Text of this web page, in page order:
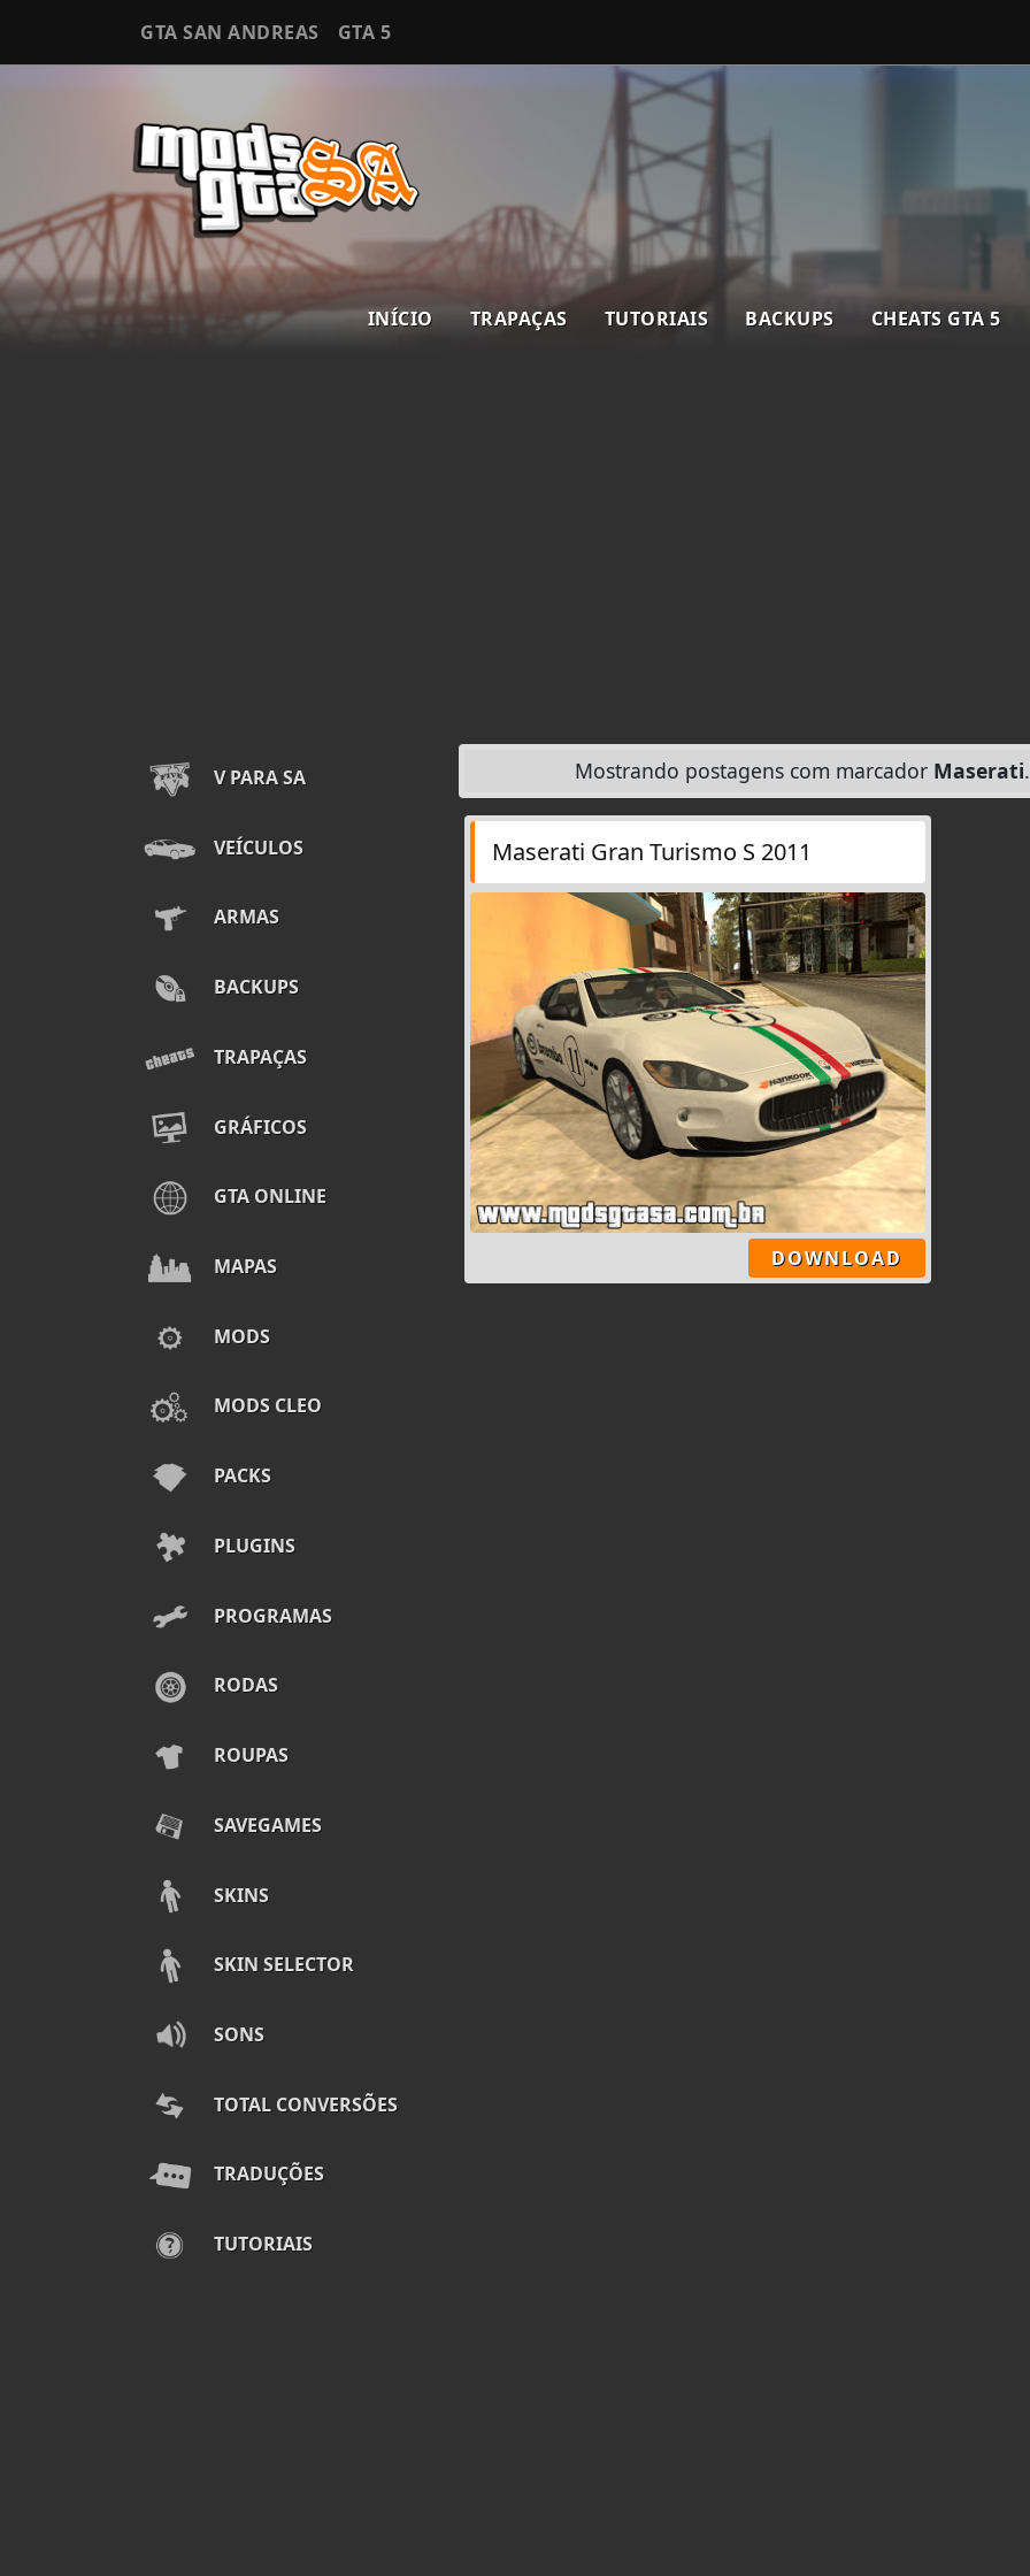
GTA SAN ANDREAS GTA 5
INÍCIO TRAPAÇAS TUTORIAIS BACKUPS CHEATS GTA 5
V PARA SA
VEÍCULOS
ARMAS
BACKUPS
TRAPAÇAS
GRÁFICOS
GTA ONLINE
MAPAS
MODS
MODS CLEO
PACKS
PLUGINS
PROGRAMAS
RODAS
ROUPAS
SAVEGAMES
SKINS
SKIN SELECTOR
SONS
TOTAL CONVERSÕES
TRADUÇÕES
TUTORIAIS
Mostrando postagens com marcador Maserati.
Maserati Gran Turismo S 2011
DOWNLOAD